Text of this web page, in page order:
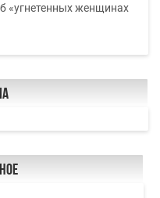
«угнетенных женщинах